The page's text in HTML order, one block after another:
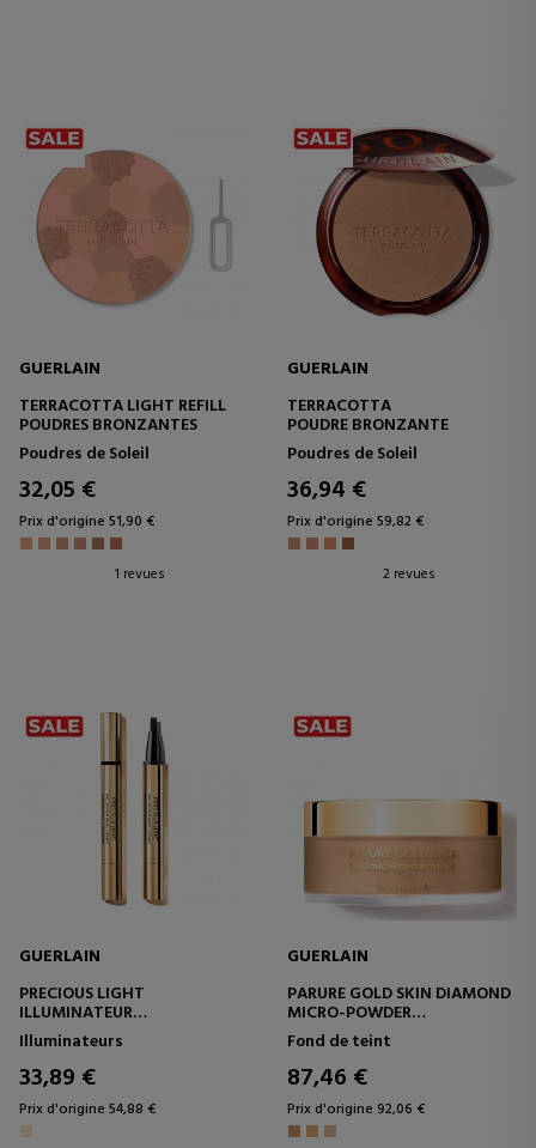
GUERLAIN
TERRACOTTA LIGHT REFILL
POUDRES BRONZANTES
Poudres de Soleil
32,05 €
Prix d'origine 51,90 €
1 revues
GUERLAIN
TERRACOTTA
POUDRE BRONZANTE
Poudres de Soleil
36,94 €
Prix d'origine 59,82 €
2 revues
GUERLAIN
PRECIOUS LIGHT
ILLUMINATEUR
RAJEUNISSANT
Illuminateurs
33,89 €
Prix d'origine 54,88 €
GUERLAIN
PARURE GOLD SKIN DIAMOND
MICRO-POWDER
POUDRE LIBRE MICRO-
PERFECTION TRANSPARENTE
ET LUMINEUSE
Fond de teint
87,46 €
Prix d'origine 92,06 €